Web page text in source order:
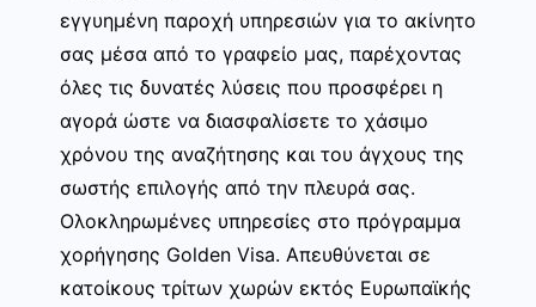
εγγυημένη παροχή υπηρεσιών για το ακίνητο
σας μέσα από το γραφείο μας, παρέχοντας
όλες τις δυνατές λύσεις που προσφέρει η
αγορά ώστε να διασφαλίσετε το χάσιμο
χρόνου της αναζήτησης και του άγχους της
σωστής επιλογής από την πλευρά σας.
Ολοκληρωμένες υπηρεσίες στο πρόγραμμα
χορήγησης Golden Visa. Απευθύνεται σε
κατοίκους τρίτων χωρών εκτός Ευρωπαϊκής